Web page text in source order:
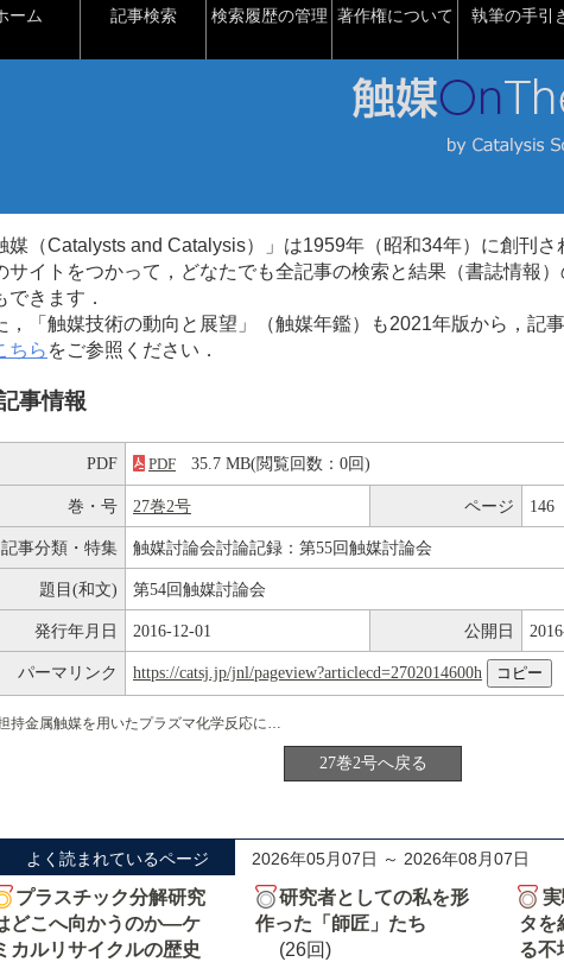
ーム 記事検索 検索履歴の管理 著作権について 執筆の手引
媒（Catalysts and Catalysis）」は1959年（昭和34年）に創刊さ
サイトをつかって，どなたでも全記事の検索と結果（書誌情報
できます．
，「触媒技術の動向と展望」（触媒年鑑）も2021年版から，記
ちら をご参照ください．
事情報
PDF PDF 35.7 MB(閲覧回数：0回)
巻・号 27巻2号 ページ 146
記事分類・特集 触媒討論会討論記録：第55回触媒討論会
題目(和文) 第54回触媒討論会
発行年月日 2016-12-01 公開日
パーマリンク https://catsj.jp/jnl/pageview?articlecd=2702014600h
担持金属触媒を用いたプラズマ化学反応によるアンモニアの合成
27巻2号へ戻る
よく読まれているページ 2026年05月07日 ～ 2026年08月07日
プラスチック分解研究
どこへ向かうのか―ケ
カルリサイクルの歴史
研究者としての私を形
作った「師匠」たち
(26回)
タを
る不